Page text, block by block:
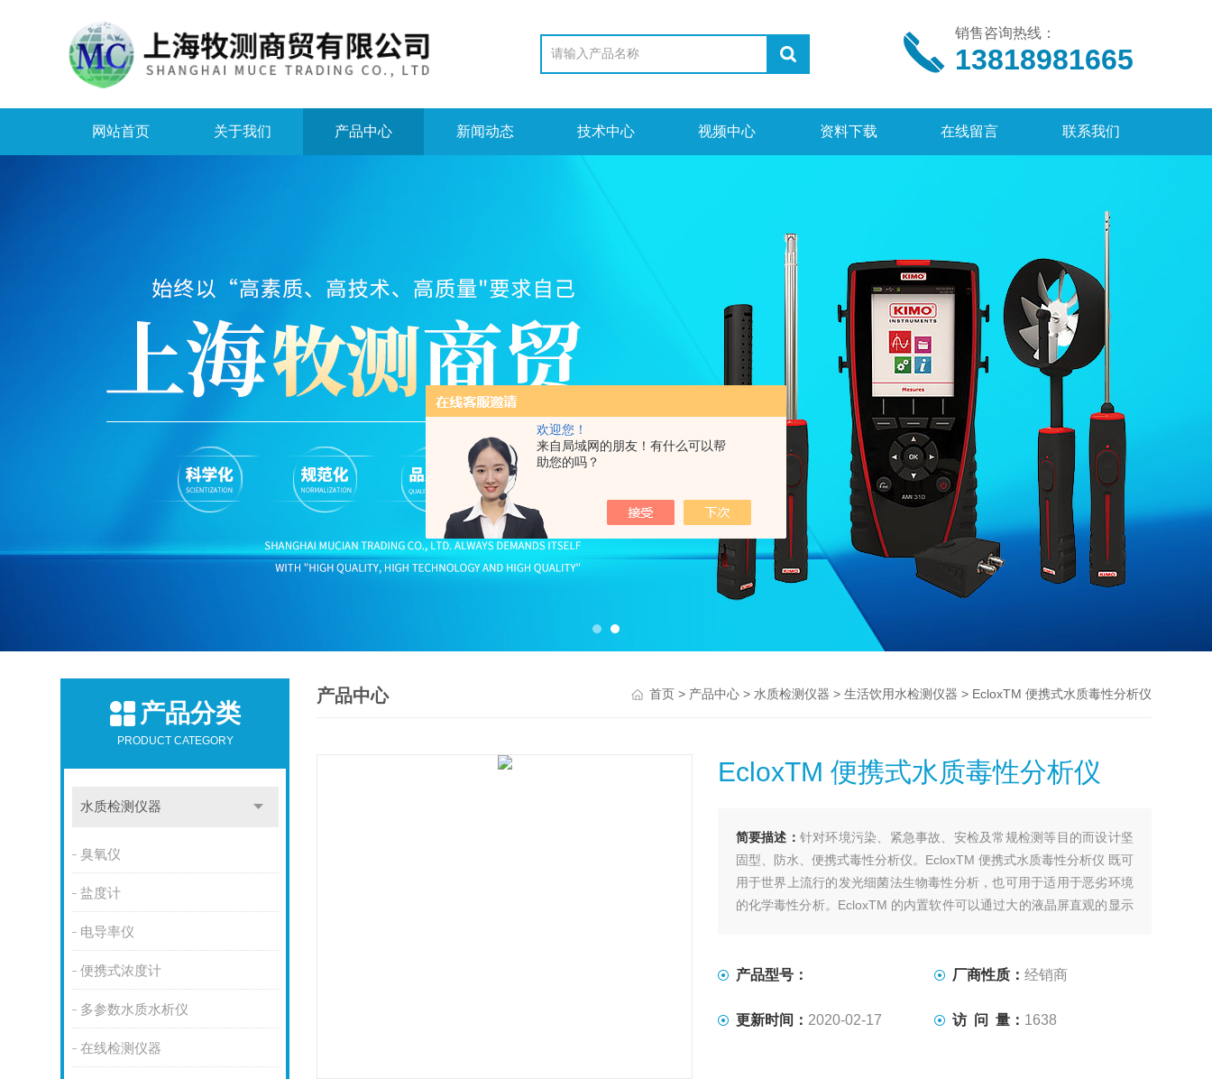
欢迎您！
来自局域网的朋友！有什么可以帮
助您的吗？
销售咨询热线：
13818981665
网站首页 关于我们 产品中心 新闻动态 技术中心 视频中心 资料下载 在线留言 联系我们
产品分类
PRODUCT CATEGORY
水质检测仪器
臭氧仪
盐度计
电导率仪
便携式浓度计
多参数水质水析仪
在线检测仪器
产品中心 首页> 产品中心> 水质检测仪器 > 生活饮用水检测仪器 > EcloxTM 便携式水质毒性分析仪
EcloxTM 便携式水质毒性分析仪
简要描述： 针对环境污染、紧急事故、安检及常规检测等目的而设计坚
固型、防水、便携式毒性分析仪。EcloxTM 便携式水质毒性分析仪 既可
用于世界上流行的发光细菌法生物毒性分析，也可用于适用于恶劣环境
的化学毒性分析。EcloxTM 的内置软件可以通过大的液晶屏直观的显示
产品型号： 厂商性质：经销商
更新时间： 2020-02-17 访 问 量： 1638